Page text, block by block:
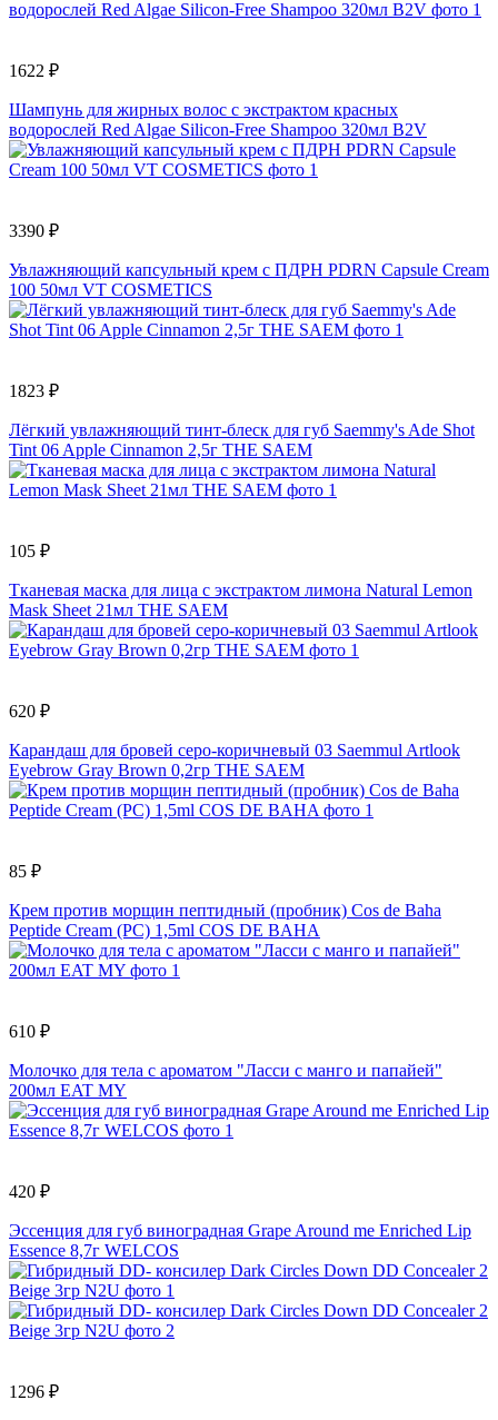
1622 ₽
Шампунь для жирных волос с экстрактом красных
водорослей Red Algae Silicon-Free Shampoo 320мл B2V
3390 ₽
Увлажняющий капсульный крем с ПДРН PDRN Capsule Cream
100 50мл VT COSMETICS
1823 ₽
Лёгкий увлажняющий тинт-блеск для губ Saemmy's Ade Shot
Tint 06 Apple Cinnamon 2,5г THE SAEM
105 ₽
Тканевая маска для лица с экстрактом лимона Natural Lemon
Mask Sheet 21мл THE SAEM
620 ₽
Карандаш для бровей серо-коричневый 03 Saemmul Artlook
Eyebrow Gray Brown 0,2гр THE SAEM
85 ₽
Крем против морщин пептидный (пробник) Cos de Baha
Peptide Cream (PC) 1,5ml COS DE BAHA
610 ₽
Молочко для тела с ароматом "Ласси с манго и папайей"
200мл EAT MY
420 ₽
Эссенция для губ виноградная Grape Around me Enriched Lip
Essence 8,7г WELCOS
1296 ₽